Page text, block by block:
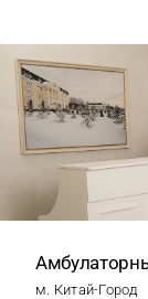
м. Китай-Город